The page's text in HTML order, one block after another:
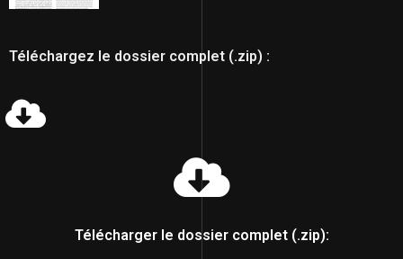
Téléchargez le dossier complet (.zip) :
Télécharger le dossier complet (.zip):